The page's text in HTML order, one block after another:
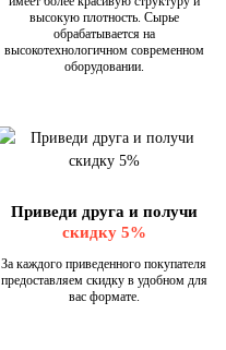
высокую плотность. Сырье
обрабатывается на
высокотехнологичном современном
оборудовании.
Приведи друга и получи
скидку 5%
За каждого приведенного покупателя
предоставляем скидку в удобном для
вас формате.